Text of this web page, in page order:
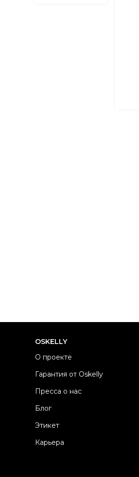
OSKELLY
О проекте
Гарантия от Oskelly
Пресса о нас
Блог
Этикет
Карьера